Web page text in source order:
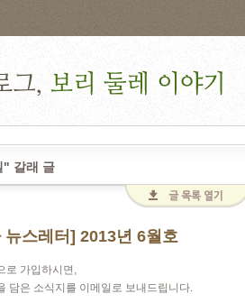
" 갈래 글
뉴스레터] 2013년 6월호
로 가입하시면,
담은 소식지를 이메일로 보내드립니다.